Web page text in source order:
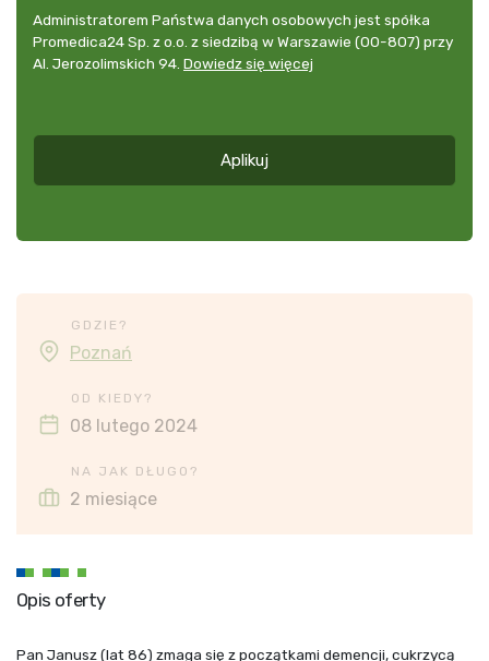
dowolnym
momencie
udzielonej
przedstawianie
Administrator
danych
osobowych
Administratorem Państwa danych osobowych jest spółka
Promedica24 Sp. z o.o. z siedzibą w Warszawie (00-807) przy
Al. Jerozolimskich 94. Dowiedz się więcej
Aplikuj
GDZIE?
Poznań
OD KIEDY?
08 lutego 2024
NA JAK DŁUGO?
2 miesiące
Opis oferty
Pan Janusz (lat 86) zmaga się z początkami demencji, cukrzycą